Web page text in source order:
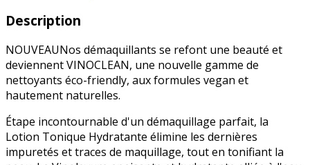
Description
NOUVEAUNos démaquillants se refont une beauté et
deviennent VINOCLEAN, une nouvelle gamme de
nettoyants éco-friendly, aux formules vegan et
hautement naturelles.
Étape incontournable d'un démaquillage parfait, la
Lotion Tonique Hydratante élimine les dernières
impuretés et traces de maquillage, tout en tonifiant la